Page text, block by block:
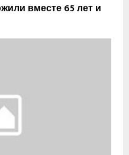
вместе 65 лет и